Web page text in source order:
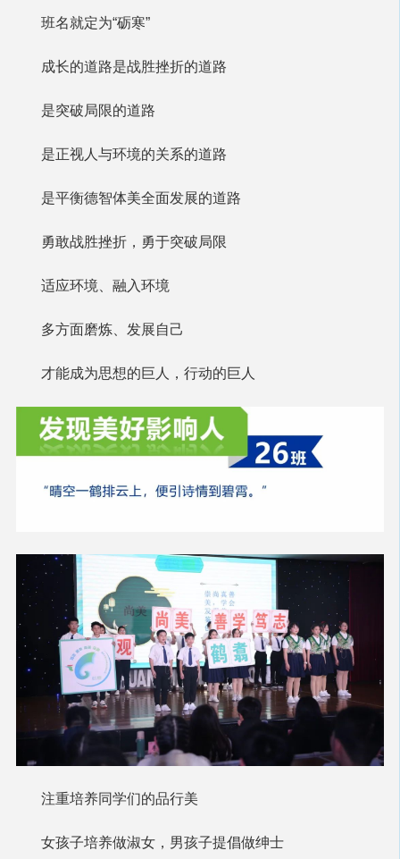
班名就定为“砺寒”
成长的道路是战胜挫折的道路
是突破局限的道路
是正视人与环境的关系的道路
是平衡德智体美全面发展的道路
勇敢战胜挫折，勇于突破局限
适应环境、融入环境
多方面磨炼、发展自己
才能成为思想的巨人，行动的巨人
注重培养同学们的品行美
女孩子培养做淑女，男孩子提倡做绅士